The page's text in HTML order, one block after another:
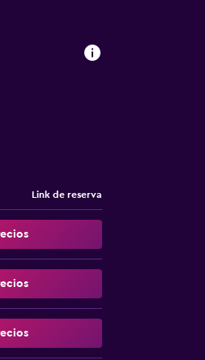
Link de reserva